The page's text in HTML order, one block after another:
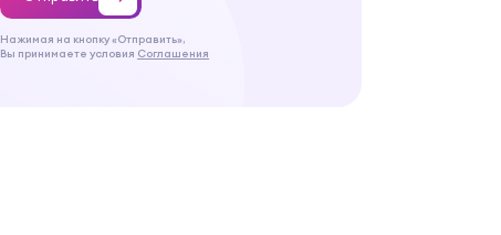
Нажимая на кнопку «Отправить»,
Вы принимаете условия Соглашения